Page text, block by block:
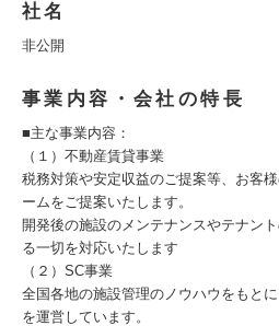
社名
非公開
事業内容・会社の特長
■主な事業内容：
（１）不動産賃貸事業
税務対策や安定収益のご提案等、お客
ームをご提案いたします。
開発後の施設のメンテナンスやテナン
る一切を対応いたします
（２）SC事業
全国各地の施設管理のノウハウをもと
を運営しています。